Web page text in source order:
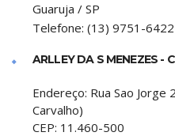
Guaruja / SP
Telefone: (13) 9751-6422
ARLLEY DA S MENEZES -
Endereço: Rua Sao Jorge
Carvalho)
CEP: 11.460-500